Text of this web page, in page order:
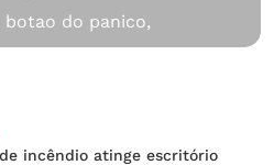
botao do panico,
incêndio atinge escritório